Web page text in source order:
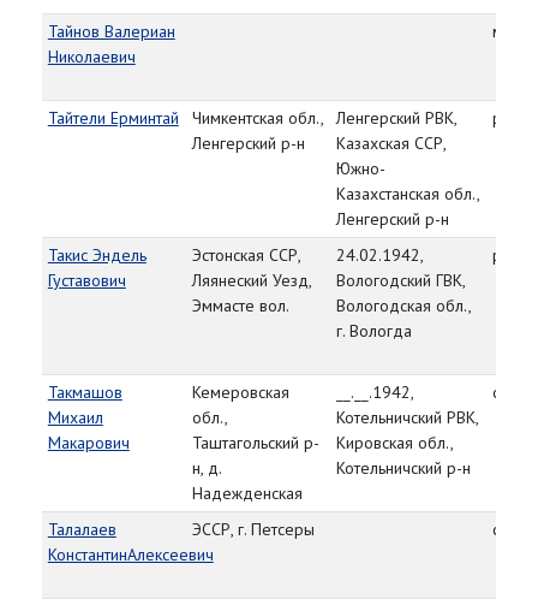
Тайнов Валериан
Николаевич
мл.
Тайтели Ерминтай
Чимкентская обл.,
Ленгерский р-н
Ленгерский РВК,
Казахская ССР,
Южно-
Казахстанская обл.,
Ленгерский р-н
Такис Эндель
Густавович
Эстонская ССР,
Ляянеский Уезд,
Эммасте вол.
24.02.1942,
Вологодский ГВК,
Вологодская обл.,
г. Вологда
Такмашов
Михаил
Макарович
Кемеровская
обл.,
Таштагольский р-
н, д.
Надежденская
__.__.1942,
Котельничский РВК,
Кировская обл.,
Котельничский р-н
Талалаев
КонстантинАлексеевич
ЭССР, г. Петсеры